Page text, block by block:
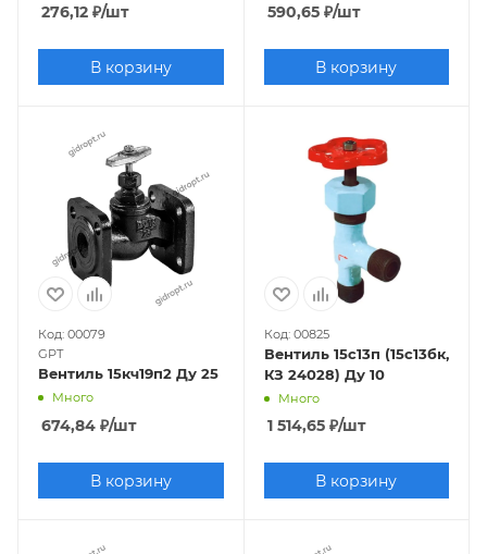
276,12 ₽/шт
В корзину
590,65₽/шт
В корзину
Код: 00079
GPT
Вентиль 15кч19п2 Ду 25
Много
674,84 ₽/шт
В корзину
Код: 00825
Вентиль 15с13п (15с13бк,
КЗ 24028) Ду 10
Много
1 514,65₽/шт
В корзину